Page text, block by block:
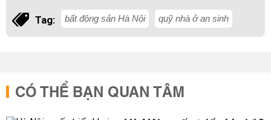
Tag: bất động sản Hà Nội quỹ nhà ở an sinh
CÓ THỂ BẠN QUAN TÂM